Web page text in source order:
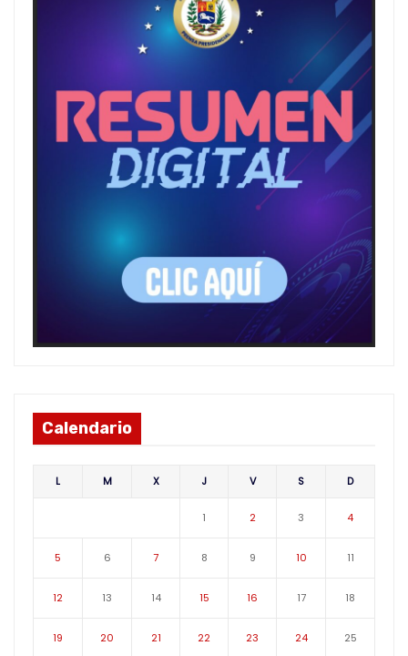
Calendario
L M X J V S D
1 2 3 4
5 6 7 8 9 10 11
12 13 14 15 16 17 18
19 20 21 22 23 24 25